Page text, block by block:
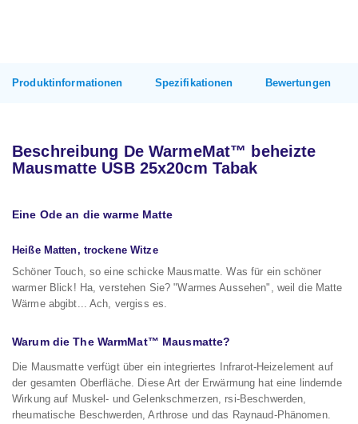
Produktinformationen Spezifikationen Bewertungen
Beschreibung De WarmeMat™ beheizte
Mausmatte USB 25x20cm Tabak
Eine Ode an die warme Matte
Heiße Matten, trockene Witze
Schöner Touch, so eine schicke Mausmatte. Was für ein schöner
warmer Blick! Ha, verstehen Sie? "Warmes Aussehen", weil die Matte
Wärme abgibt... Ach, vergiss es.
Warum die The WarmMat™ Mausmatte?
Die Mausmatte verfügt über ein integriertes Infrarot-Heizelement auf
der gesamten Oberfläche. Diese Art der Erwärmung hat eine lindernde
Wirkung auf Muskel- und Gelenkschmerzen, rsi-Beschwerden,
rheumatische Beschwerden, Arthrose und das Raynaud-Phänomen.